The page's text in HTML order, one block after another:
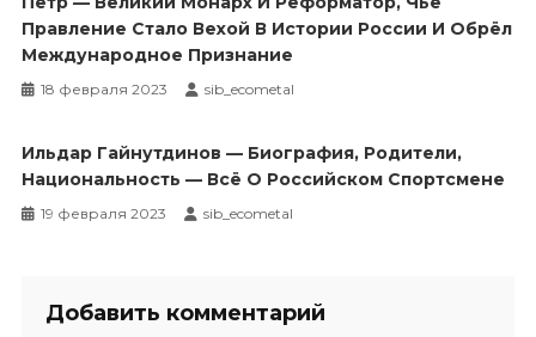
Правление Стало Вехой В Истории России И Обрёл
Международное Признание
18 февраля 2023 sib_ecometal
Ильдар Гайнутдинов — Биография, Родители,
Национальность — Всё О Российском Спортсмене
19 февраля 2023 sib_ecometal
Добавить комментарий